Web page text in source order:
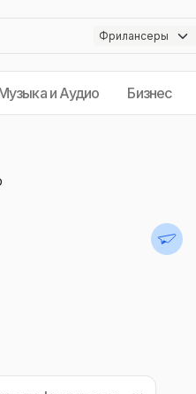
и Аудио Бизнес